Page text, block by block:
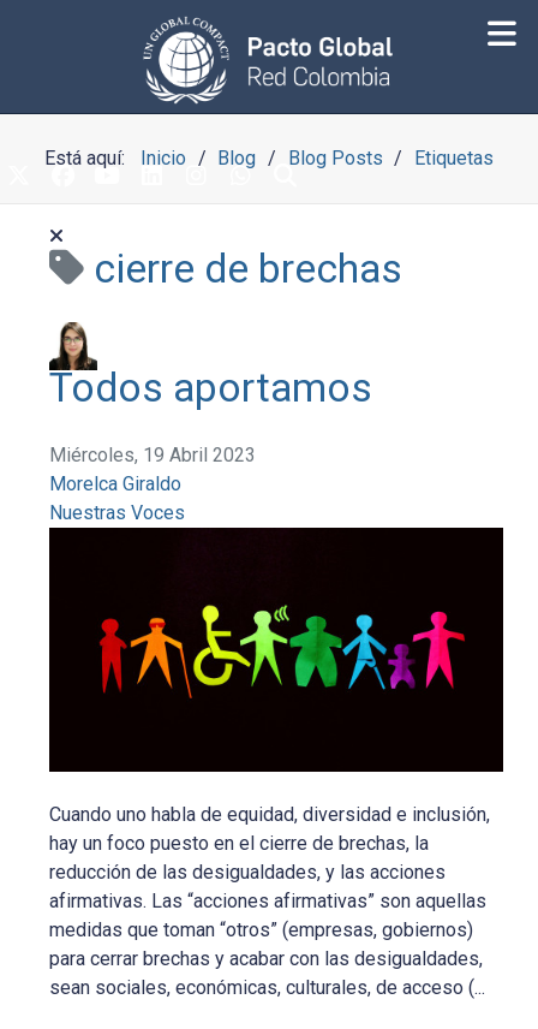
Está aquí: Inicio Blog Blog Posts Etiquetas
cierre de brechas
Todos aportamos
Miércoles, 19 Abril 2023
Morelca Giraldo
Nuestras Voces
Cuando uno habla de equidad, diversidad e inclusión,
hay un foco puesto en el cierre de brechas, la
reducción de las desigualdades, y las acciones
afirmativas. Las “acciones afirmativas” son aquellas
medidas que toman “otros” (empresas, gobiernos)
para cerrar brechas y acabar con las desigualdades,
sean sociales, económicas, culturales, de acceso (...